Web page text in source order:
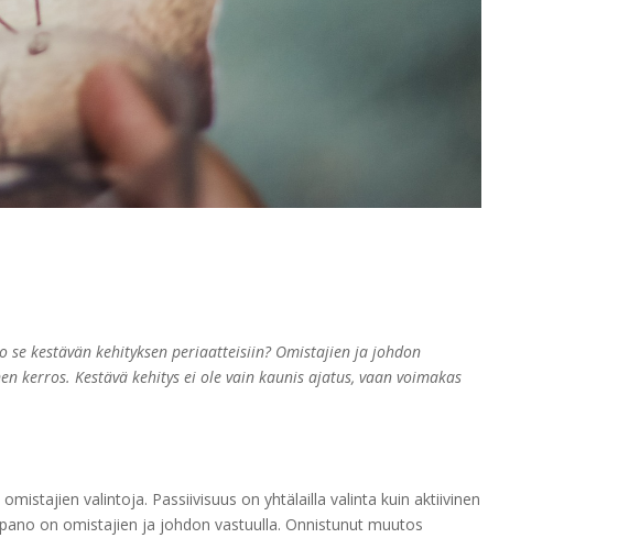
kestävän kehityksen periaatteisiin? Omistajien ja johdon
kerros. Kestävä kehitys ei ole vain kaunis ajatus, vaan voimakas
valintoja. Passiivisuus on yhtälailla valinta kuin aktiivinen
on omistajien ja johdon vastuulla. Onnistunut muutos